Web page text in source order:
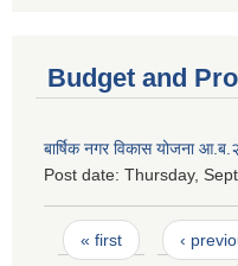
Budget and
बार्षिक नगर विकास योजना
Post date: Thursday,
Pages
« first ‹